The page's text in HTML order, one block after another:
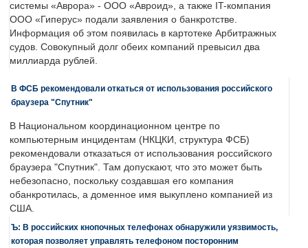
системы «Аврора» - ООО «Авроид», а также IT-компания
ООО «Гиперус» подали заявления о банкротстве.
Информация об этом появилась в картотеке Арбитражных
судов. Совокупный долг обеих компаний превысил два
миллиарда рублей.
В ФСБ рекомендовали откаться от использования российского
браузера "Спутник"
В Национальном координационном центре по
компьютерным инцидентам (НКЦКИ, структура ФСБ)
рекомендовали отказаться от использования российского
браузера "Спутник". Там допускают, что это может быть
небезопасно, поскольку создавшая его компания
обанкротилась, а доменное имя выкуплено компанией из
США.
Ъ: В российских кнопочных телефонах обнаружили уязвимость,
которая позволяет управлять телефоном посторонним